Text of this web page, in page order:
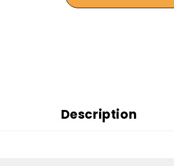
Description